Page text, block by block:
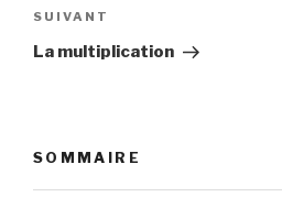
Article
suivant
SUIVANT
La multiplication
SOMMAIRE